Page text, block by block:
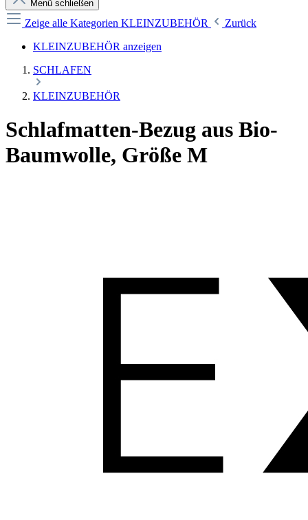
Menü schließen
Zeige alle Kategorien KLEINZUBEHÖR
Zurück
KLEINZUBEHÖR anzeigen
SCHLAFEN
KLEINZUBEHÖR
Schlafmatten-Bezug aus Bio-
Baumwolle, Größe M